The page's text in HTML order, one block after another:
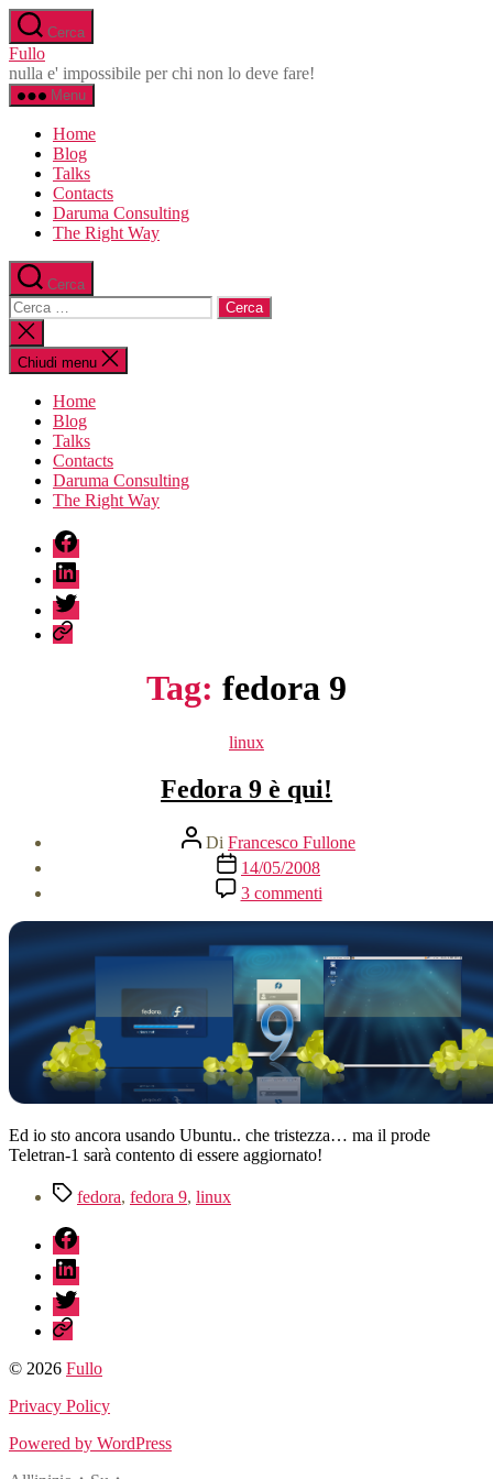
Salta
al
contenuto
Cerca
Fullo
nulla e' impossibile per chi non lo deve fare!
Menu
Home
Blog
Talks
Contacts
Daruma Consulting
The Right Way
Cerca
Cerca:
Chiudi
la
ricerca
Chiudi menu
Home
Blog
Talks
Contacts
Daruma Consulting
The Right Way
fb
linkedin
twitter
sessionize
Tag: fedora 9
Categorie
linux
Fedora 9 è qui!
Autore
articolo
Di Francesco Fullone
Data
dell'articolo
14/05/2008
3 commentisu
Fedora
9
è
qui!
Ed io sto ancora usando Ubuntu.. che tristezza… ma il prode
Teletran-1 sarà contento di essere aggiornato!
Tagfedora, fedora 9, linux
fb
linkedin
twitter
sessionize
© 2026 Fullo
Privacy Policy
Powered by WordPress